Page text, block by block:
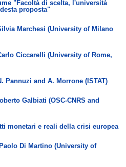
"Facoltà di scelta, l'università
proposta"
Marchesi (University of Milano
Ciccarelli (University of Rome,
Pannuzi and A. Morrone (ISTAT)
Galbiati (OSC-CNRS and
monetari e reali della crisi europea
Di Martino (University of